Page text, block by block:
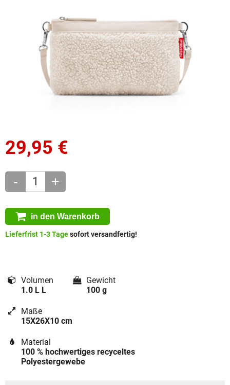
29,95 €
- +
in den Warenkorb
Lieferfrist 1-3 Tagesofort versandfertig!
Volumen
1.0 L L
Gewicht
100 g
Maße
15X26X10 cm
Material
100 % hochwertiges recyceltes
Polyestergewebe